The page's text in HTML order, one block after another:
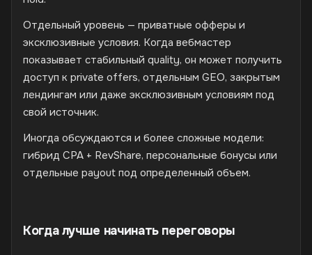
Отдельный уровень — приватные офферы и
эксклюзивные условия. Когда вебмастер
показывает стабильный quality, он может получить
доступ к private offers, отдельным GEO, закрытым
лендингам или даже эксклюзивным условиям под
свой источник.
Иногда обсуждаются и более сложные модели:
гибрид CPA + RevShare, персональные бонусы или
отдельные payout под определенный объем.
Когда лучше начинать переговоры